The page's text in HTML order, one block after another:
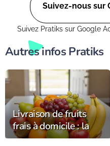
Suivez-nous sur
Suivez Pratiks sur Google
Autres infos Pratiks
Livraison de fruits
frais à domicile : la
fraîcheur et la qualité